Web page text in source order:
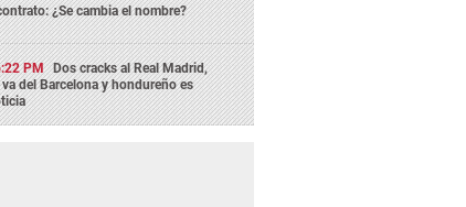
¿Se cambia el nombre?
PM Dos cracks al Real Madrid,
va del Barcelona y hondureño es